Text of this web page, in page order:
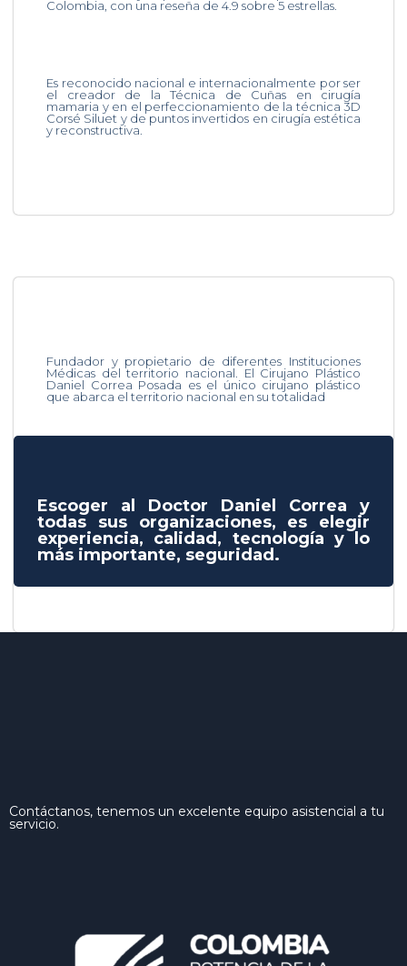
Colombia, con una reseña de 4.9 sobre 5 estrellas.
Es reconocido nacional e internacionalmente por ser
el creador de la Técnica de Cuñas en cirugía
mamaria y en el perfeccionamiento de la técnica 3D
Corsé Siluet y de puntos invertidos en cirugía estética
y reconstructiva.
Fundador y propietario de diferentes Instituciones
Médicas del territorio nacional. El Cirujano Plástico
Daniel Correa Posada es el único cirujano plástico
que abarca el territorio nacional en su totalidad
Escoger al Doctor Daniel Correa y
todas sus organizaciones, es elegir
experiencia, calidad, tecnología y lo
más importante, seguridad.
Contáctanos, tenemos un excelente equipo asistencial a tu
servicio.